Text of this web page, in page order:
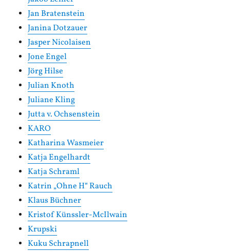
Jan Bratenstein
Janina Dotzauer
Jasper Nicolaisen
Jone Engel
Jörg Hilse
Julian Knoth
Juliane Kling
Jutta v. Ochsenstein
KARO
Katharina Wasmeier
Katja Engelhardt
Katja Schraml
Katrin „Ohne H“ Rauch
Klaus Büchner
Kristof Künssler-McIlwain
Krupski
Kuku Schrapnell